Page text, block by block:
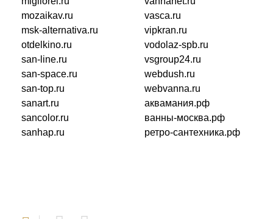
mozaikav.ru
vasca.ru
msk-alternativa.ru
vipkran.ru
otdelkino.ru
vodolaz-spb.ru
san-line.ru
vsgroup24.ru
san-space.ru
webdush.ru
san-top.ru
webvanna.ru
sanart.ru
аквамания.рф
sancolor.ru
ванны-москва.рф
sanhap.ru
ретро-сантехника.рф